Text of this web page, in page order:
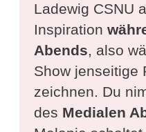
Ladewig CSNU
Inspiration
Abends, also
Show jenseitige
zeichnen. Du
des Medialen